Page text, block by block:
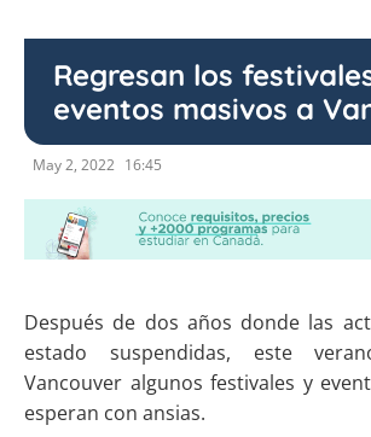
Regresan los
eventos masivos a
May 2, 2022 16:45
Después de dos años donde las
estado suspendidas, este
Vancouver algunos festivales y
esperan con ansias.